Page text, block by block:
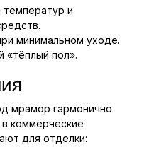
температур и
минимальном уходе.
«тёплый пол».
мрамор гармонично
коммерческие
для отделки: